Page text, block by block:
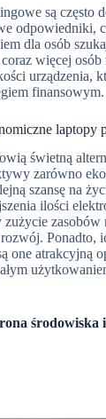
są często
odpowiedniki,
dla osób
więcej
urządzenia,
finansowym.
laptopy
świetną
zarówno
szansę na
ilości
zasobów
Ponadto,
one atrakcyjną
środowiska i